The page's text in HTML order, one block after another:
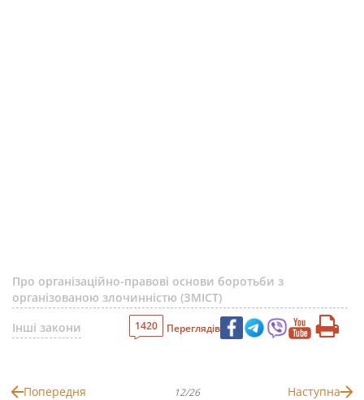
Про організаційно-правові основи боротьби з
організованою злочинністю (ЗМІСТ)
Інші закони
1420 Переглядів
Попередня 12/26 Наступна